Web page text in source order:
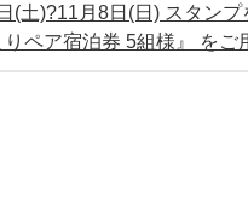
(土)?11月8日(日) スタンプ
ペア宿泊券 5組様』 をご